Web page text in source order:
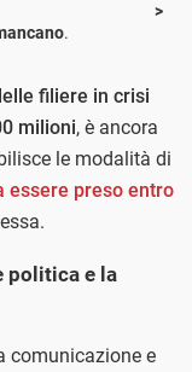
.
filiere in crisi
milioni, è ancora
le modalità di
essere preso entro
politica e la
comunicazione e